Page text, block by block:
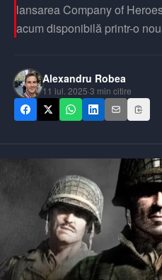
lansarea Company of
acum disponibilă printr-o
Alexandru Robea
11 iul. 2025·3 min citire